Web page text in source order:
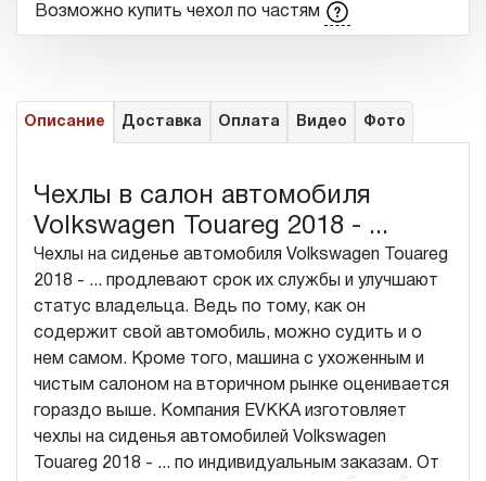
Возможно купить чехол по частям
Описание Доставка Оплата Видео Фото
Чехлы в салон автомобиля
Volkswagen Touareg 2018 - ...
Чехлы на сиденье автомобиля Volkswagen Touareg
2018 - ... продлевают срок их службы и улучшают
статус владельца. Ведь по тому, как он
содержит свой автомобиль, можно судить и о
нем самом. Кроме того, машина с ухоженным и
чистым салоном на вторичном рынке оценивается
гораздо выше. Компания EVKKA изготовляет
чехлы на сиденья автомобилей Volkswagen
Touareg 2018 - ... по индивидуальным заказам. От